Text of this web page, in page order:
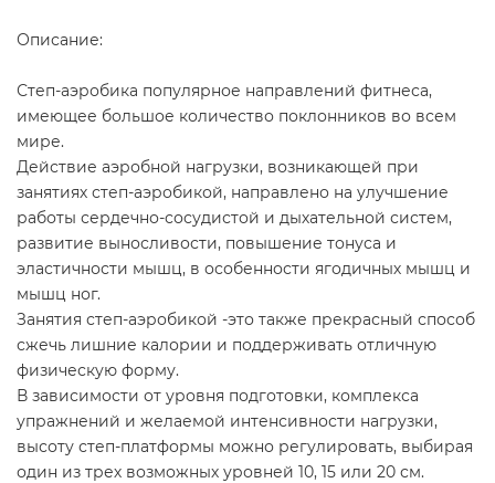
Описание:
Степ-аэробика популярное направлений фитнеса,
имеющее большое количество поклонников во всем
мире.
Действие аэробной нагрузки, возникающей при
занятиях степ-аэробикой, направлено на улучшение
работы сердечно-сосудистой и дыхательной систем,
развитие выносливости, повышение тонуса и
эластичности мышц, в особенности ягодичных мышц и
мышц ног.
Занятия степ-аэробикой -это также прекрасный способ
сжечь лишние калории и поддерживать отличную
физическую форму.
В зависимости от уровня подготовки, комплекса
упражнений и желаемой интенсивности нагрузки,
высоту степ-платформы можно регулировать, выбирая
один из трех возможных уровней 10, 15 или 20 см.